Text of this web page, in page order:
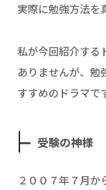
実際に勉強方法を
私が今回紹介する
ありませんが、勉
すすめのドラマで
受験の神様
２００７年７月か